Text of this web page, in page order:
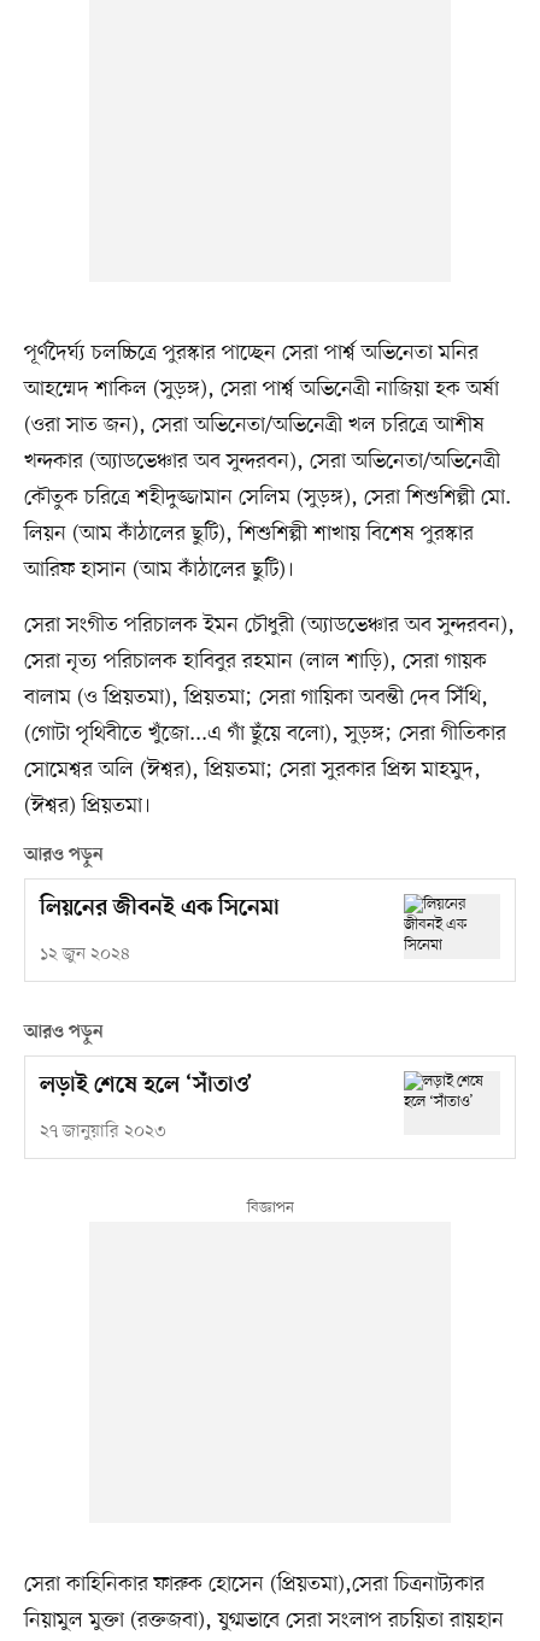
পূর্ণদৈর্ঘ্য চলচ্চিত্রে পুরস্কার পাচ্ছেন সেরা পার্শ্ব অভিনেতা মনির
আহম্মেদ শাকিল (সুড়ঙ্গ), সেরা পার্শ্ব অভিনেত্রী নাজিয়া হক অর্ষা
(ওরা সাত জন), সেরা অভিনেতা/অভিনেত্রী খল চরিত্রে আশীষ
খন্দকার (অ্যাডভেঞ্চার অব সুন্দরবন), সেরা অভিনেতা/অভিনেত্রী
কৌতুক চরিত্রে শহীদুজ্জামান সেলিম (সুড়ঙ্গ), সেরা শিশুশিল্পী মো.
লিয়ন (আম কাঁঠালের ছুটি), শিশুশিল্পী শাখায় বিশেষ পুরস্কার
আরিফ হাসান (আম কাঁঠালের ছুটি)।
সেরা সংগীত পরিচালক ইমন চৌধুরী (অ্যাডভেঞ্চার অব সুন্দরবন),
সেরা নৃত্য পরিচালক হাবিবুর রহমান (লাল শাড়ি), সেরা গায়ক
বালাম (ও প্রিয়তমা), প্রিয়তমা; সেরা গায়িকা অবন্তী দেব সিঁথি,
(গোটা পৃথিবীতে খুঁজো...এ গাঁ ছুঁয়ে বলো), সুড়ঙ্গ; সেরা গীতিকার
সোমেশ্বর অলি (ঈশ্বর), প্রিয়তমা; সেরা সুরকার প্রিন্স মাহমুদ,
(ঈশ্বর) প্রিয়তমা।
আরও পড়ুন
লিয়নের জীবনই এক সিনেমা
১২ জুন ২০২৪
আরও পড়ুন
লড়াই শেষে হলে ‘সাঁতাও’
২৭ জানুয়ারি ২০২৩
সেরা কাহিনিকার ফারুক হোসেন (প্রিয়তমা),সেরা চিত্রনাট্যকার
নিয়ামুল মুক্তা (রক্তজবা), যুগ্মভাবে সেরা সংলাপ রচয়িতা রায়হান